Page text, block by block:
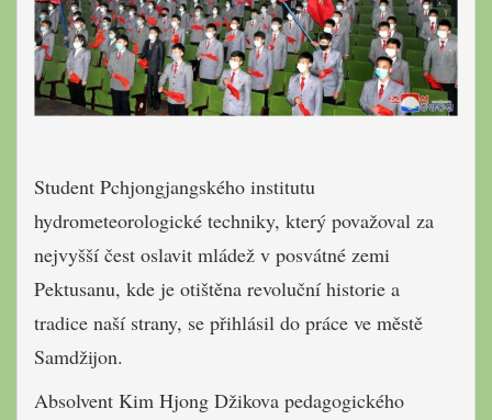
Student Pchjongjangského institutu
hydrometeorologické techniky, který považoval za
nejvyšší čest oslavit mládež v posvátné zemi
Pektusanu, kde je otištěna revoluční historie a
tradice naší strany, se přihlásil do práce ve městě
Samdžijon.
Absolvent Kim Hjong Džikova pedagogického